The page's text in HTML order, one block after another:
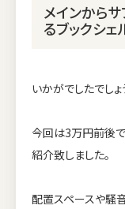
メインから
るブックシェ
いかがでしたでしょ
今回は3万円前後
紹介致しました。
配置スペースや騒